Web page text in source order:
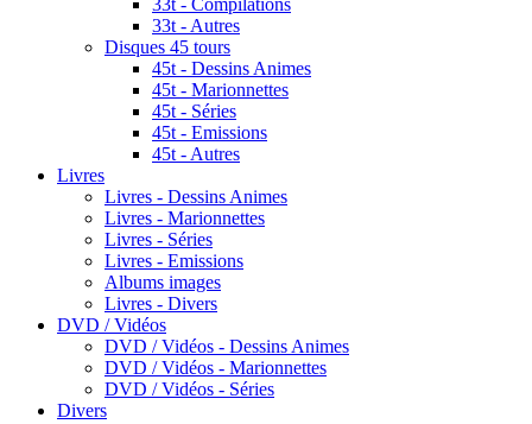
33t - Autres
Disques 45 tours
45t - Dessins Animes
45t - Marionnettes
45t - Séries
45t - Emissions
45t - Autres
Livres
Livres - Dessins Animes
Livres - Marionnettes
Livres - Séries
Livres - Emissions
Albums images
Livres - Divers
DVD / Vidéos
DVD / Vidéos - Dessins Animes
DVD / Vidéos - Marionnettes
DVD / Vidéos - Séries
Divers